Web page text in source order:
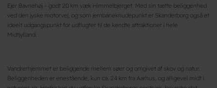
Ejer Bavnehøj – godt 20 km væk Himmelbjerget. Med sin tætte beliggenhed
ved den jyske motorvej, og som jernbaneknudepunkt er Skanderborg også et
ideelt udgangspunkt for udflugter til de kendte attraktioner i hele
Midtjylland.
Vandrerhjemmet er beliggende mellem søer og omgivet af skov og natur.
Beliggenheden er enestående, kun ca. 24 km fra Aarhus, og alligevel midt i